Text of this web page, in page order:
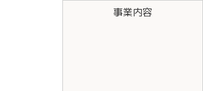
事業内容